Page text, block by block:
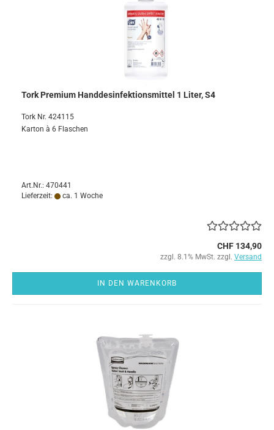
Tork Premium Handdesinfektionsmittel 1 Liter, S4
Tork Nr. 424115
Karton à 6 Flaschen
Art.Nr.: 470441
Lieferzeit:
ca. 1 Woche
CHF 134,90
zzgl. 8.1% MwSt. zzgl. Versand
IN DEN WARENKORB